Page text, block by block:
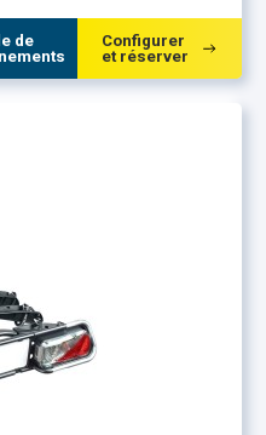
de
Configurer
et réserver